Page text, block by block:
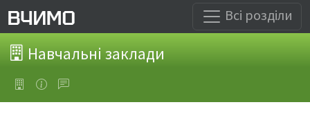
Всі розділи
Навчальні заклади